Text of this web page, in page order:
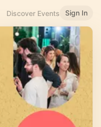
Discover Events Sign In